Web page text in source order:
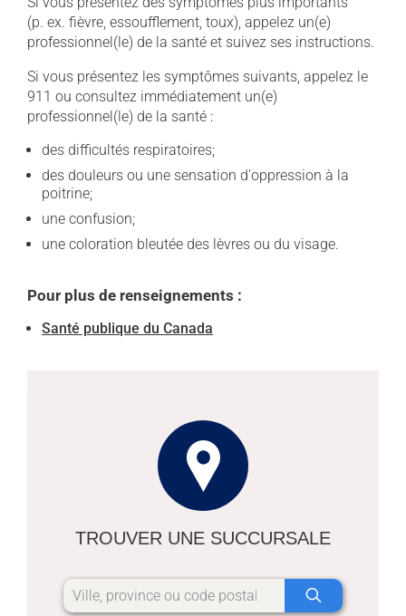
(p. ex. fièvre, essoufflement, toux), appelez un(e)
professionnel(le) de la santé et suivez ses instructions.
Si vous présentez les symptômes suivants, appelez le
911 ou consultez immédiatement un(e)
professionnel(le) de la santé :
des difficultés respiratoires;
des douleurs ou une sensation d'oppression à la
poitrine;
une confusion;
une coloration bleutée des lèvres ou du visage.
Pour plus de renseignements :
Santé publique du Canada
TROUVER UNE SUCCURSALE